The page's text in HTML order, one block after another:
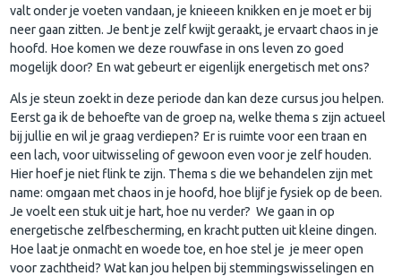
valt onder je voeten vandaan, je knieeen knikken en je moet er bij
neer gaan zitten. Je bent je zelf kwijt geraakt, je ervaart chaos in je
hoofd. Hoe komen we deze rouwfase in ons leven zo goed
mogelijk door? En wat gebeurt er eigenlijk energetisch met ons?
Als je steun zoekt in deze periode dan kan deze cursus jou helpen.
Eerst ga ik de behoefte van de groep na, welke thema s zijn actueel
bij jullie en wil je graag verdiepen? Er is ruimte voor een traan en
een lach, voor uitwisseling of gewoon even voor je zelf houden.
Hier hoef je niet flink te zijn. Thema s die we behandelen zijn met
name: omgaan met chaos in je hoofd, hoe blijf je fysiek op de been.
Je voelt een stuk uit je hart, hoe nu verder? We gaan in op
energetische zelfbescherming, en kracht putten uit kleine dingen.
Hoe laat je onmacht en woede toe, en hoe stel je je meer open
voor zachtheid? Wat kan jou helpen bij stemmingswisselingen en